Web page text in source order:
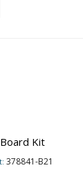
Kit
378841-B21